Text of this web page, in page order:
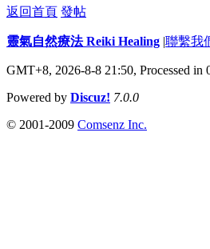
返回首頁 發帖
靈氣自然療法 Reiki Healing |聯繫我
GMT+8, 2026-8-8 21:50, Processed in
Powered by Discuz! 7.0.0
© 2001-2009 Comsenz Inc.